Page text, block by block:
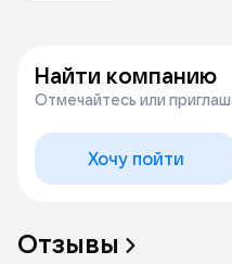
Найти компанию
Отмечайтесь или
Хочу пойти
Отзывы